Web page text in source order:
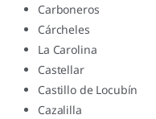
Carboneros
Cárcheles
La Carolina
Castellar
Castillo de Locubín
Cazalilla